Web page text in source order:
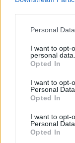
Please note that
not limited to your
grant or deny
use your data for
consent section.
Personal
I want to opt-
personal data.
Opted In
I want to opt-
Personal Data.
Opted In
I want to opt-
Personal
Opted In